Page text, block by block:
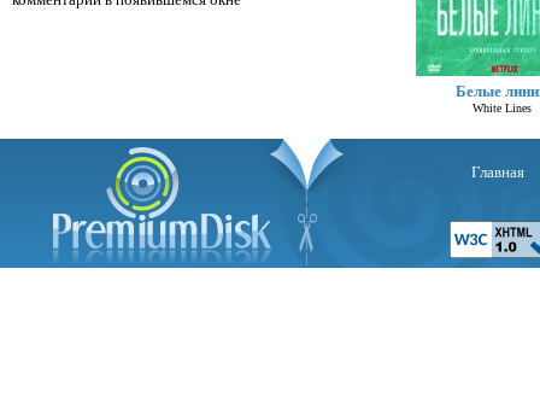
Белые
White Lines
Главная